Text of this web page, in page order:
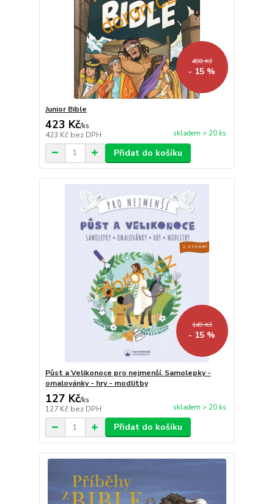
498 Kč
- 15 %
Junior Bible
423 Kč/ks
423 Kč bez DPH skladem > 20 ks
Přidat do košíku
149 Kč
- 15 %
Půst a Velikonoce pro nejmenší. Samolepky -
omalovánky - hry - modlitby
127 Kč/ks
127 Kč bez DPH skladem > 20 ks
Přidat do košíku